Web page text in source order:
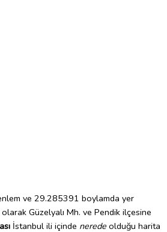
ve 29.285391 boylamda yer
Güzelyalı Mh. ve Pendik ilçesine
İstanbul ili içinde nerede olduğu harita